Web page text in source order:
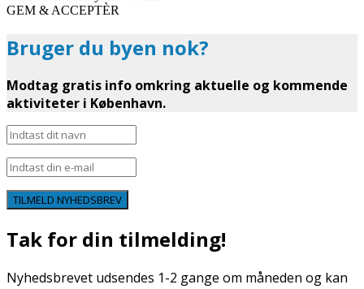
GEM & ACCEPTÈR
Bruger du byen nok?
Modtag gratis info omkring aktuelle og kommende
aktiviteter i København.
TILMELD NYHEDSBREV
Tak for din tilmelding!
Nyhedsbrevet udsendes 1-2 gange om måneden og kan